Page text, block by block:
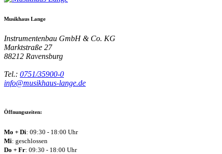
Musikhaus Lange
Instrumentenbau GmbH & Co. KG
Marktstraße 27
88212 Ravensburg
Tel.: 0751/35900-0
info@musikhaus-lange.de
Öffnungszeiten:
Mo + Di: 09:30 - 18:00 Uhr
Mi: geschlossen
Do + Fr: 09:30 - 18:00 Uhr